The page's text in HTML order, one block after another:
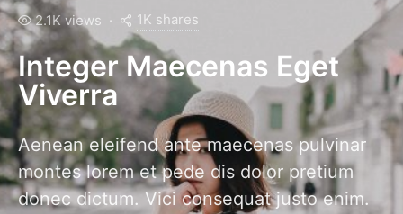
2.1K views 1K shares
Integer Maecenas Eget
Viverra
Aenean eleifend ante maecenas pulvinar
montes lorem et pede dis dolor pretium
donec dictum. Vici consequat justo enim.